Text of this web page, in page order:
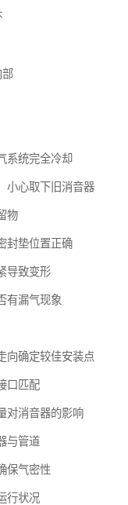
部
系统完全冷却
小心取下旧消音器
物
封垫位置正确
导致变形
有漏气现象
向确定较佳安装点
口匹配
对消音器的影响
与管道
保气密性
行状况